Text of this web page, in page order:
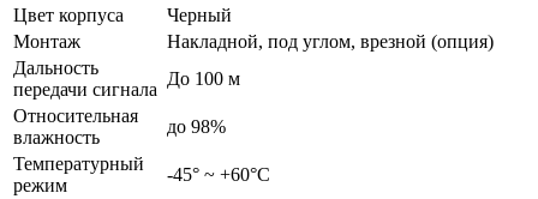
Цвет корпуса
Черный
Монтаж
Накладной, под углом, врезной (опция)
Дальность
передачи сигнала
До 100 м
Относительная
влажность
до 98%
Температурный
режим
-45° ~ +60°С